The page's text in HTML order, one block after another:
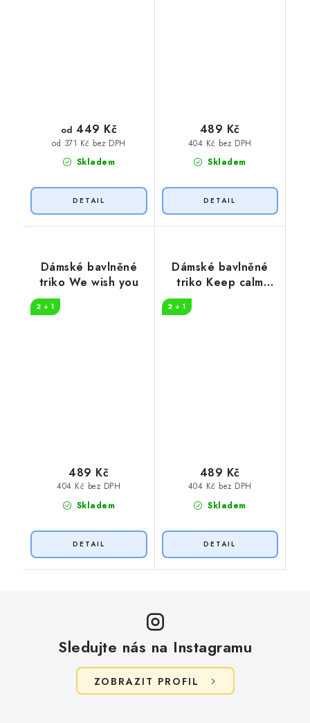
Skladem
od 371 Kč bez DPH
od 449 Kč
Skladem
404 Kč bez DPH
489 Kč
Dámské bavlněné
triko We wish you
2 + 1
Skladem
404 Kč bez DPH
489 Kč
Dámské bavlněné
triko Keep calm
2 + 1
Skladem
404 Kč bez DPH
489 Kč
Sledujte nás na Instagramu
ZOBRAZIT PROFIL